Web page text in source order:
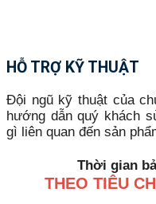
HỖ TRỢ KỸ THUẬT
Đội ngũ kỹ thuật của
hướng dẫn quý khách
gì liên quan đến sản
Thời gian
THEO TIÊU